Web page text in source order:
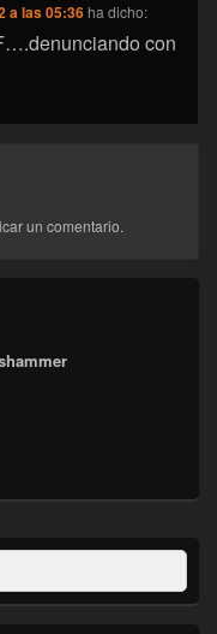
a las 05:36 ha dicho:
con
un comentario.